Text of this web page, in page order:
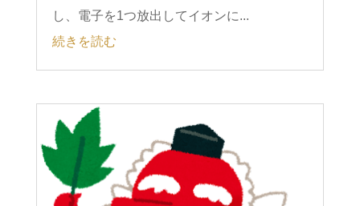
し、電子を1つ放出してイオンに...
続きを読む